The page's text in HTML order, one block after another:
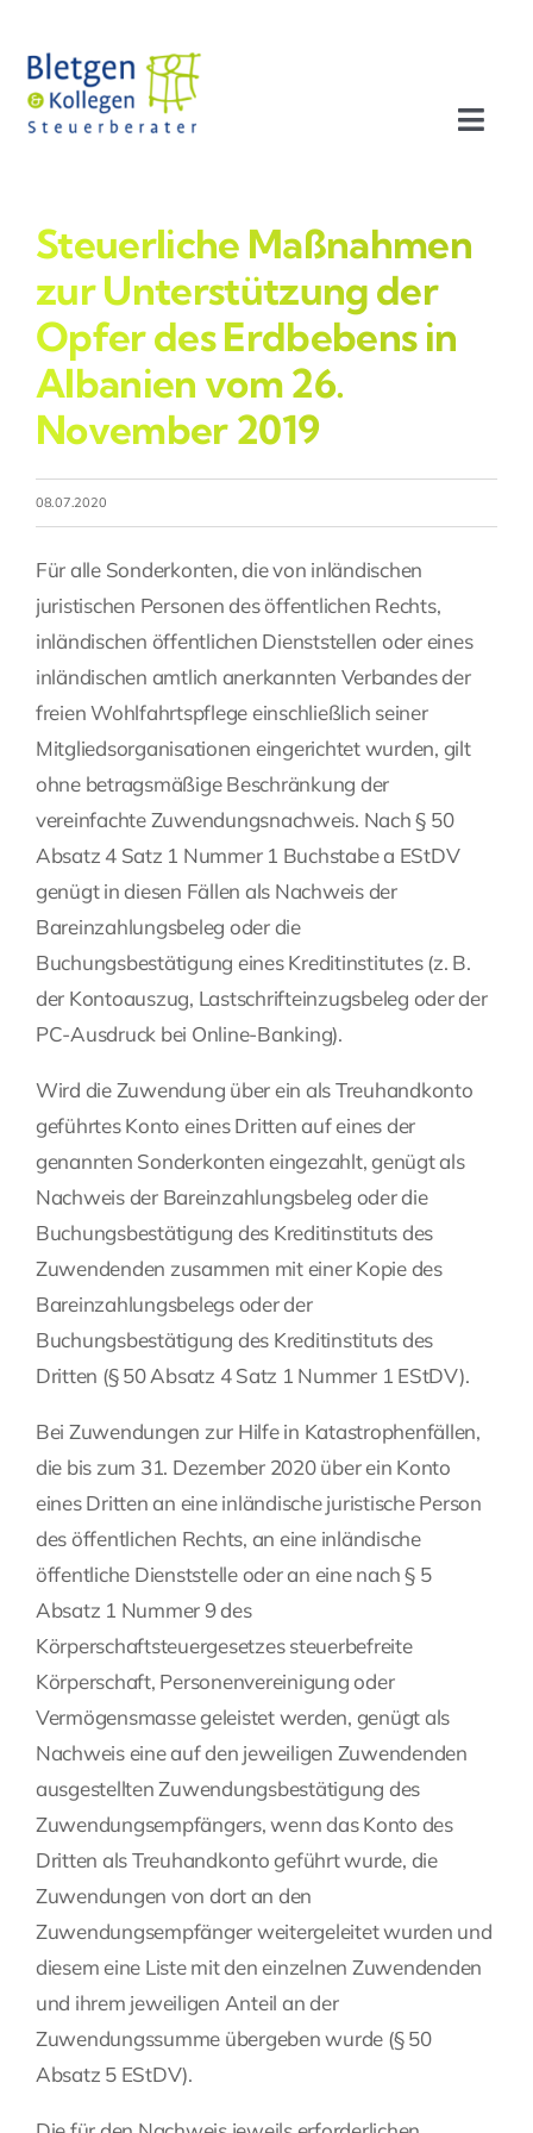
Inhalt
springen
Profil
Leistungen
Team
Stellenangebote
Fragen Sie Ihre Kanzlei
Steuerliche Maßnahmen
zur Unterstützung der
Opfer des Erdbebens in
Albanien vom 26.
November 2019
08.07.2020
Für alle Sonderkonten, die von inländischen
juristischen Personen des öffentlichen Rechts,
inländischen öffentlichen Dienststellen oder eines
inländischen amtlich anerkannten Verbandes der
freien Wohlfahrtspflege einschließlich seiner
Mitgliedsorganisationen eingerichtet wurden, gilt
ohne betragsmäßige Beschränkung der
vereinfachte Zuwendungsnachweis. Nach § 50
Absatz 4 Satz 1 Nummer 1 Buchstabe a EStDV
genügt in diesen Fällen als Nachweis der
Bareinzahlungsbeleg oder die
Buchungsbestätigung eines Kreditinstitutes (z. B.
der Kontoauszug, Lastschrifteinzugsbeleg oder der
PC-Ausdruck bei Online-Banking).
Wird die Zuwendung über ein als Treuhandkonto
geführtes Konto eines Dritten auf eines der
genannten Sonderkonten eingezahlt, genügt als
Nachweis der Bareinzahlungsbeleg oder die
Buchungsbestätigung des Kreditinstituts des
Zuwendenden zusammen mit einer Kopie des
Bareinzahlungsbelegs oder der
Buchungsbestätigung des Kreditinstituts des
Dritten (§ 50 Absatz 4 Satz 1 Nummer 1 EStDV).
Bei Zuwendungen zur Hilfe in Katastrophenfällen,
die bis zum 31. Dezember 2020 über ein Konto
eines Dritten an eine inländische juristische Person
des öffentlichen Rechts, an eine inländische
öffentliche Dienststelle oder an eine nach § 5
Absatz 1 Nummer 9 des
Körperschaftsteuergesetzes steuerbefreite
Körperschaft, Personenvereinigung oder
Vermögensmasse geleistet werden, genügt als
Nachweis eine auf den jeweiligen Zuwendenden
ausgestellten Zuwendungsbestätigung des
Zuwendungsempfängers, wenn das Konto des
Dritten als Treuhandkonto geführt wurde, die
Zuwendungen von dort an den
Zuwendungsempfänger weitergeleitet wurden und
diesem eine Liste mit den einzelnen Zuwendenden
und ihrem jeweiligen Anteil an der
Zuwendungssumme übergeben wurde (§ 50
Absatz 5 EStDV).